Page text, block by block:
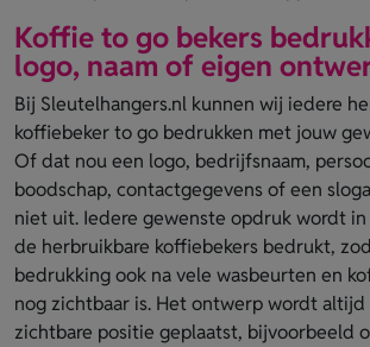
Koffie to go bekers
logo, naam of eigen
Bij Sleutelhangers.nl kunnen wij iedere
koffiebeker to go bedrukken met jouw
Of dat nou een logo, bedrijfsnaam,
boodschap, contactgegevens of een
niet uit. Iedere gewenste opdruk wordt
de herbruikbare koffiebekers bedrukt,
bedrukking ook na vele wasbeurten en
nog zichtbaar is. Het ontwerp wordt
zichtbare positie geplaatst, bijvoorbeeld